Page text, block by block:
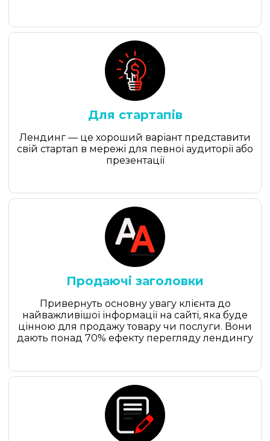
Для стартапів
Лендинг — це хороший варіант представити
свій стартап в мережі для певної аудиторії або
презентації
Продаючі заголовки
Привернуть основну увагу клієнта до
найважливішої інформації на сайті, яка буде
цінною для продажу товару чи послуги. Вони
дають понад 70% ефекту перегляду лендингу
ім'я